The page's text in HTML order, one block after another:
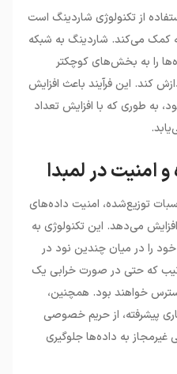
از تکنولوژی شاردینگ است
کمک می‌کند. شاردینگ به شبکه
را به بخش‌های کوچکتر
کند. این فرآیند باعث افزایش
به طوری که با افزایش تعداد
امنیت در لمبدا
توزیع‌شده، امنیت داده‌های
می‌دهد. این تکنولوژی به
را در میان چندین نود در
که حتی در صورت خرابی یک
خواهند بود. همچنین،
پیشرفته، از حریم خصوصی
به داده‌ها جلوگیری